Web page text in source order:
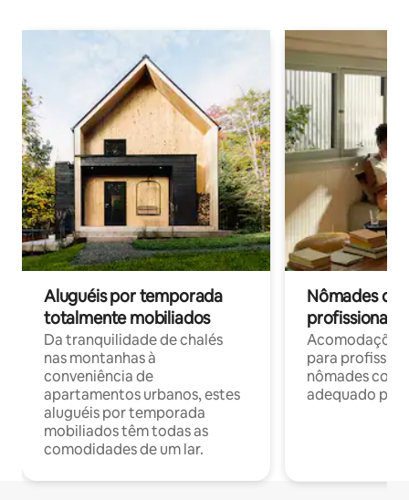
Aluguéis por temporada
totalmente mobiliados
Da tranquilidade de chalés
nas montanhas à
conveniência de
apartamentos urbanos, estes
aluguéis por temporada
mobiliados têm todas as
comodidades de um lar.
Nômades
profissionais
para
nômades com
adequado